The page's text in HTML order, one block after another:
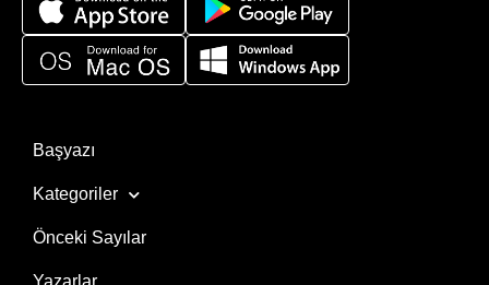
Başyazı
Kategoriler
Önceki Sayılar
Yazarlar